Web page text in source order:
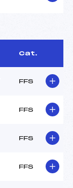
Cat.
FFS
FFS
FFS
FFS